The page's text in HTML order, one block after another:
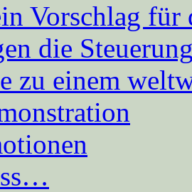
Vorschlag für
die
zu einem